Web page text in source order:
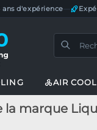
ans d'expérience
AIR
la marque